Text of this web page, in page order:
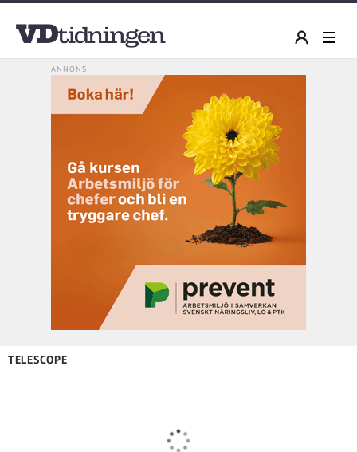
TELESCOPE